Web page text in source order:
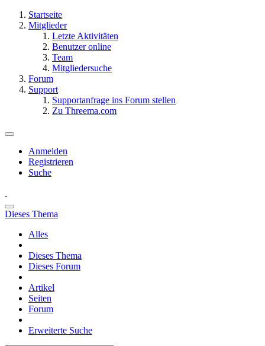
Startseite
Mitglieder
Letzte Aktivitäten
Benutzer online
Team
Mitgliedersuche
Forum
Support
Supportanfrage ins Forum stellen
Zu Threema.com
Anmelden
Registrieren
Suche
Dieses Thema
Alles
Dieses Thema
Dieses Forum
Artikel
Seiten
Forum
Erweiterte Suche